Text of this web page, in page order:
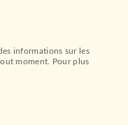
informations sur les
moment. Pour plus